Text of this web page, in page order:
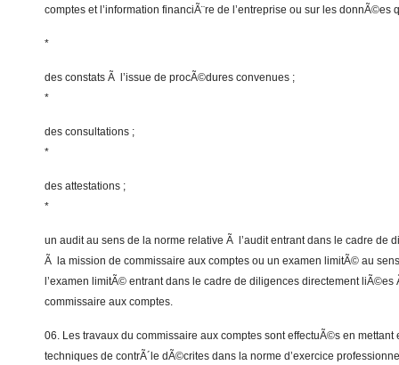
comptes et l’information financiÃ¨re de l’entreprise ou sur les donnÃ©es
*
des constats Ã l’issue de procÃ©dures convenues ;
*
des consultations ;
*
des attestations ;
*
un audit au sens de la norme relative Ã l’audit entrant dans le cadre de
Ã la mission de commissaire aux comptes ou un examen limitÃ© au
l’examen limitÃ© entrant dans le cadre de diligences directement
commissaire aux comptes.
06. Les travaux du commissaire aux comptes sont effectuÃ©s en mettant
techniques de contrÃ´le dÃ©crites dans la norme d’exercice